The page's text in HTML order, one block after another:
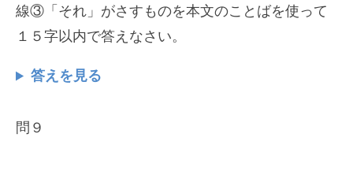
線③「それ」がさすものを本文のことばを使って
１５字以内で答えなさい。
答えを見る
問９